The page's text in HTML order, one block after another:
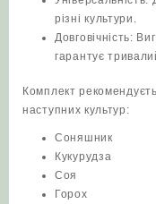
різні культури.
Довговічність:
гарантує
Комплект
наступних культур:
Соняшник
Кукурудза
Соя
Горох